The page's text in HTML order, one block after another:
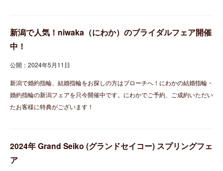
新潟で人気！niwaka（にわか）のブライダルフェア開催
中！
公開：2024年5月11日
新潟で婚約指輪、結婚指輪をお探しの方はブローチへ！にわかの結婚指輪・
婚約指輪の新潟フェアを只今開催中です。にわかでご予約、ご成約いただい
たお客様に特典がございます！
2024年 Grand Seiko (グランドセイコー) スプリングフェ
ア